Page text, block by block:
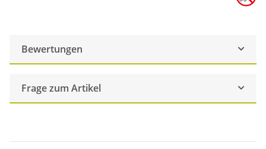
Bewertungen
Frage zum Artikel